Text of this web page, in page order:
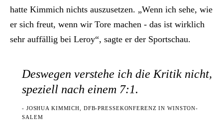
hatte Kimmich nichts auszusetzen. „Wenn ich sehe, wie
er sich freut, wenn wir Tore machen - das ist wirklich
sehr auffällig bei Leroy“, sagte er der Sportschau.
Deswegen verstehe ich die Kritik nicht,
speziell nach einem 7:1.
- JOSHUA KIMMICH, DFB-PRESSEKONFERENZ IN WINSTON-
SALEM